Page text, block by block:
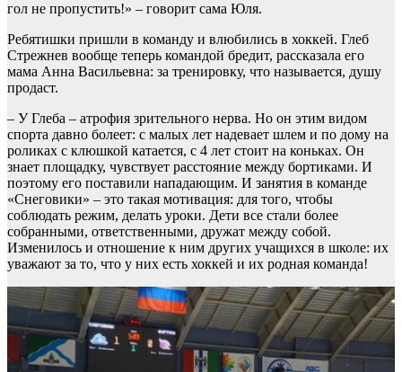
гол не пропустить!» – говорит сама Юля.
Ребятишки пришли в команду и влюбились в хоккей. Глеб
Стрежнев вообще теперь командой бредит, рассказала его
мама Анна Васильевна: за тренировку, что называется, душу
продаст.
– У Глеба – атрофия зрительного нерва. Но он этим видом
спорта давно болеет: с малых лет надевает шлем и по дому на
роликах с клюшкой катается, с 4 лет стоит на коньках. Он
знает площадку, чувствует расстояние между бортиками. И
поэтому его поставили нападающим. И занятия в команде
«Снеговики» – это такая мотивация: для того, чтобы
соблюдать режим, делать уроки. Дети все стали более
собранными, ответственными, дружат между собой.
Изменилось и отношение к ним других учащихся в школе: их
уважают за то, что у них есть хоккей и их родная команда!